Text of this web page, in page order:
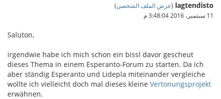
lagtendisto
(عرض الملف الشخصي)
11 سبتمبر، 2016 3:48:04 م
Saluton,
irgendwie habe ich mich schon ein bissl davor gescheut
dieses Thema in einem Esperanto-Forum zu starten. Da ich
aber ständig Esperanto und Lidepla miteinander vergleiche
wollte ich vielleicht doch mal dieses kleine Vertonungsprojekt
erwähnen.